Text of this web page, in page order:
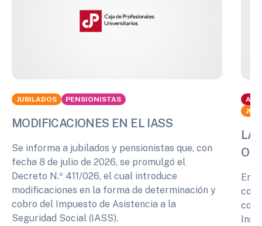
JUBILADOS PENSIONISTAS
MODIFICACIONES EN EL IASS
Se informa a jubilados y pensionistas que, con
fecha 8 de julio de 2026, se promulgó el
Decreto N.º 411/026, el cual introduce
modificaciones en la forma de determinación y
cobro del Impuesto de Asistencia a la
Seguridad Social (IASS).
LA
En